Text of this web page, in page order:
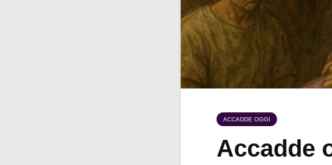
ACCADDE OGGI
Accadde